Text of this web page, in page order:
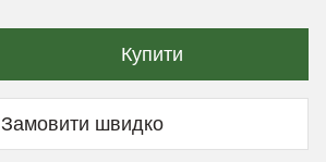
Купити
Замовити швидко